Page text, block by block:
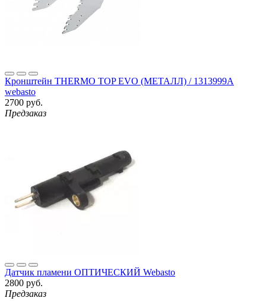
Кронштейн THERMO TOP EVO (МЕТАЛЛ) / 1313999A
webasto
2700 руб.
Предзаказ
Датчик пламени ОПТИЧЕСКИЙ Webasto
2800 руб.
Предзаказ